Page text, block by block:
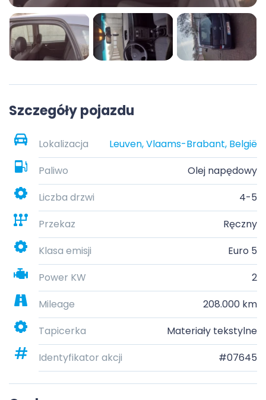
Szczegóły pojazdu
Lokalizacja
Leuven, Vlaams-Brabant, België
Paliwo
Olej napędowy
Liczba drzwi
4-5
Przekaz
Ręczny
Klasa emisji
Euro 5
Power KW
2
Mileage
208.000 km
Tapicerka
Materiały tekstylne
Identyfikator akcji
#07645